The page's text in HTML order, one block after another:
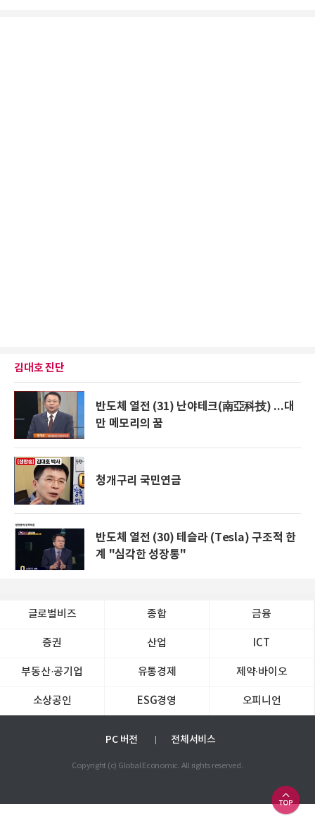
김대호 진단
반도체 열전 (31) 난야테크(南亞科技) ...대
만 메모리의 꿈
청개구리 국민연금
반도체 열전 (30) 테슬라 (Tesla) 구조적 한
계 "심각한 성장통"
글로벌비즈 종합 금융
증권 산업 ICT
부동산·공기업 유통경제 제약∙바이오
소상공인 ESG경영 오피니언
PC 버전 전체서비스
Copyright (c) Global Economic. All rights reserved.